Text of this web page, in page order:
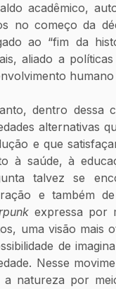
acadêmico,
no começo da
ao “fim da
aliado a
dentro dessa
alternativas
e que
à saúde, à
talvez se
expressa por
uma visão mais
de
Nesse
a natureza por